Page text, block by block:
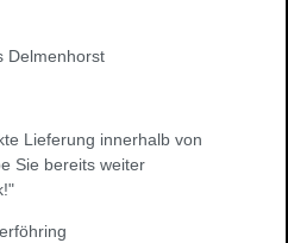
Delmenhorst
Lieferung innerhalb von
Sie bereits weiter